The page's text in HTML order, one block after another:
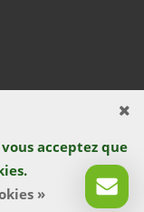
acceptez que
.
»
(RN), Italia.
Tel +39 0541
copie de textes et de
les propriétaires de
de la loi.